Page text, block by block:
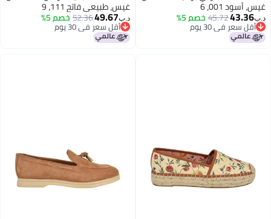
غيس، أسود 001، 6
د.ب‏43.36
45.72خصم 5%
أقل سعر في 30 يوم
أقل سعر في 30 يوم
غيس، طبيعي فاتح 111، 9
د.ب‏49.67
52.36خصم 5%
أقل سعر في 30 يوم
أقل سعر في 30 يوم